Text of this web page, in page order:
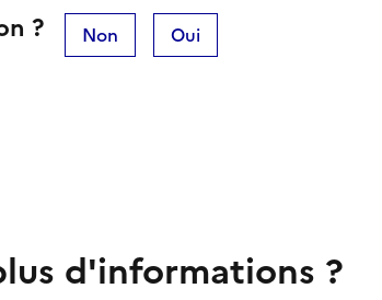
? Non Oui
d'informations ?